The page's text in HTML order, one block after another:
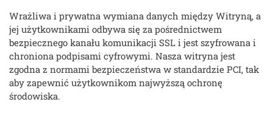
Wrażliwa i prywatna wymiana danych między Witryną, a
jej użytkownikami odbywa się za pośrednictwem
bezpiecznego kanału komunikacji SSL i jest szyfrowana i
chroniona podpisami cyfrowymi. Nasza witryna jest
zgodna z normami bezpieczeństwa w standardzie PCI, tak
aby zapewnić użytkownikom najwyższą ochronę
środowiska.